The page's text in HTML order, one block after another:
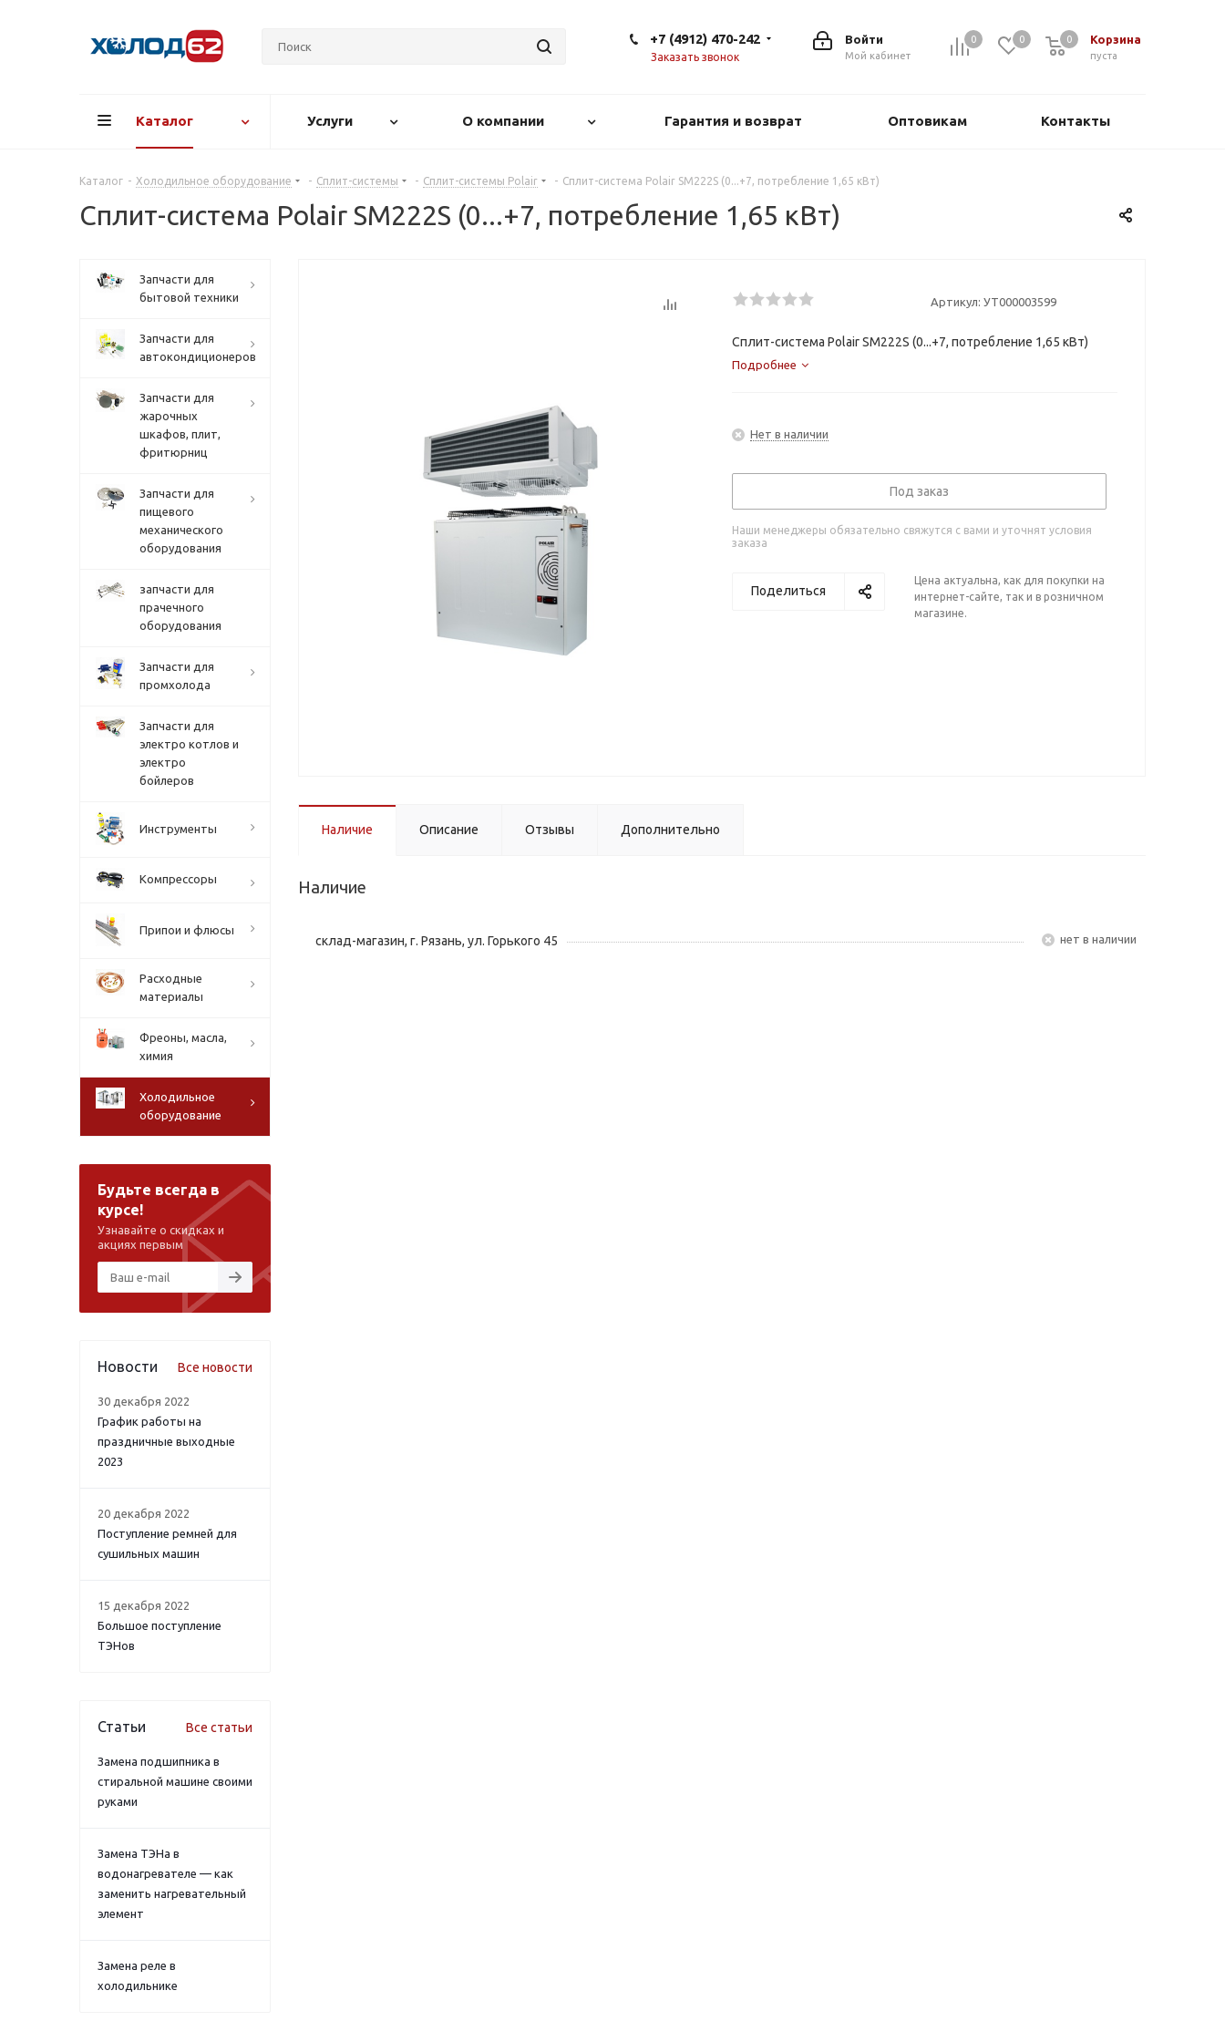
0 0 Корзина
0
пуста
0
Войти
Мой кабинет
+7 (4912) 470-242
Заказать звонок
Каталог Услуги О компании Гарантия и возврат Оптовикам Контакты
Каталог - Холодильное оборудование - Сплит-системы - Сплит-системы Polair - Сплит-система Polair SM222S (0...+7, потребление 1,65 кВт)
Сплит-система Polair SM222S (0...+7, потребление 1,65 кВт)
Артикул: УТ000003599
Сплит-система Polair SM222S (0...+7, потребление 1,65 кВт)
Подробнее
Нет в наличии
Под заказ
Наши менеджеры обязательно свяжутся с вами и уточнят условия
заказа
Поделиться
Цена актуальна, как для покупки на
интернет-сайте, так и в розничном
магазине.
Наличие Описание Отзывы Дополнительно
Наличие
склад-магазин, г. Рязань, ул. Горького 45 Нет в наличии
Запчасти для
бытовой техники
Запчасти для
автокондиционеров
Запчасти для
жарочных
шкафов, плит,
фритюрниц
Запчасти для
пищевого
механического
оборудования
запчасти для
прачечного
оборудования
Запчасти для
промхолода
Запчасти для
электро котлов и
электро
бойлеров
Инструменты
Компрессоры
Припои и флюсы
Расходные
материалы
Фреоны, масла,
химия
Холодильное
оборудование
Будьте всегда в
курсе!
Узнавайте о скидках и
акциях первым
Новости Все новости
30 декабря 2022
График работы на
праздничные выходные
2023
20 декабря 2022
Поступление ремней для
сушильных машин
15 декабря 2022
Большое поступление
ТЭНов
Статьи Все статьи
Замена подшипника в
стиральной машине своими
руками
Замена ТЭНа в
водонагревателе — как
заменить нагревательный
элемент
Замена реле в
холодильнике